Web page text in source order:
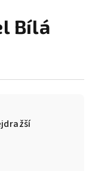
košík
Bílá